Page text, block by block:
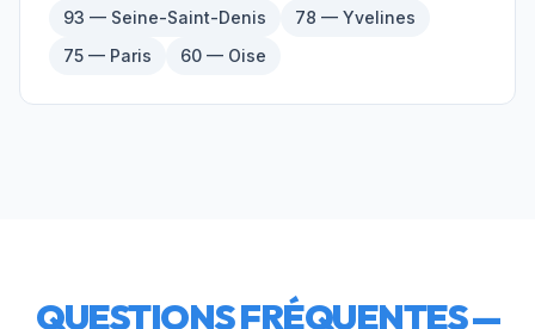
93 — Seine-Saint-Denis
78 — Yvelines
75 — Paris
60 — Oise
QUESTIONS FRÉQUENTES —